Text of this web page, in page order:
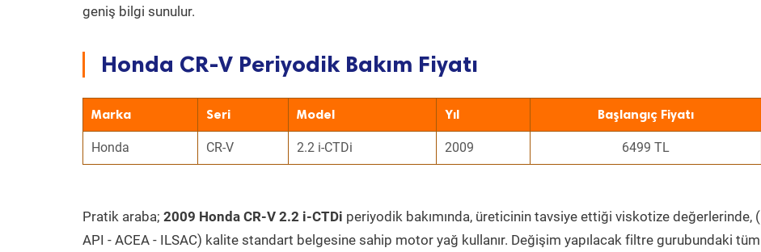
geniş bilgi sunulur.
Honda CR-V Periyodik Bakım Fiyatı
Marka Seri Model Yıl Başlangıç Fiyatı
Honda CR-V 2.2 i-CTDi 2009 6499 TL
Pratik araba; 2009 Honda CR-V 2.2 i-CTDi periyodik bakımında, üreticinin tavsiye ettiği viskotize değerlerinde, (
API - ACEA - ILSAC) kalite standart belgesine sahip motor yağ kullanır. Değişim yapılacak filtre gurubundaki tüm